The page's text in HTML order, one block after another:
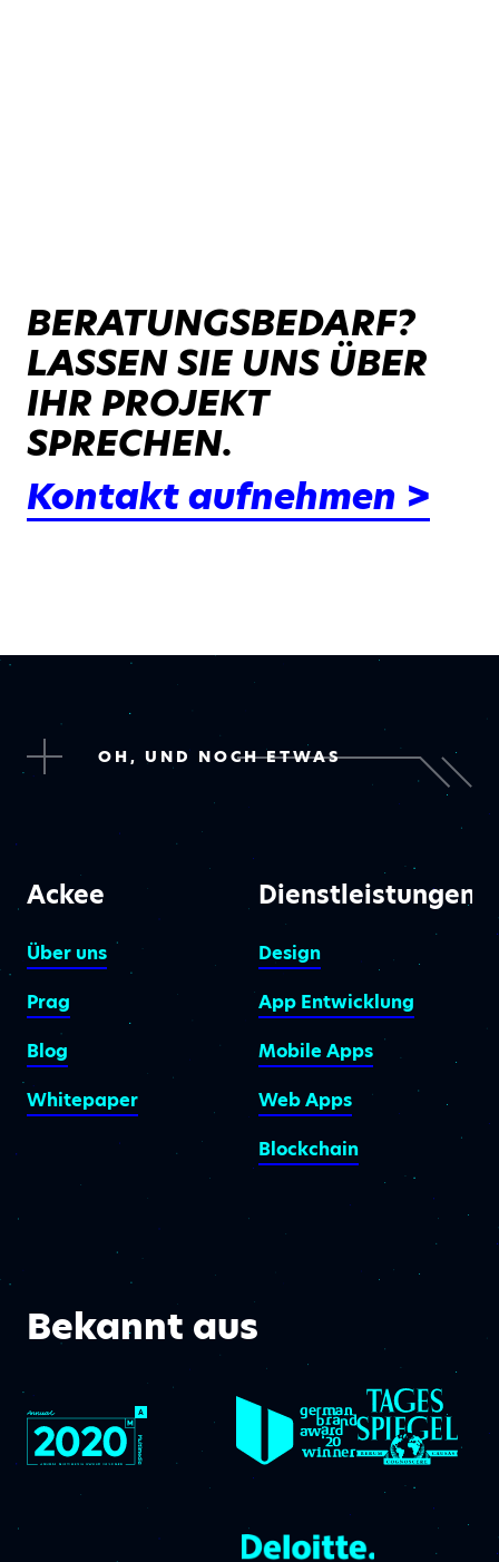
BERATUNGSBEDARF?
LASSEN SIE UNS ÜBER
IHR PROJEKT
SPRECHEN.
Kontakt aufnehmen >
OH, UND NOCH ETWAS
Ackee
Über uns
Prag
Blog
Whitepaper
Dienstleistungen
Design
App Entwicklung
Mobile Apps
Web Apps
Blockchain
Bekannt aus